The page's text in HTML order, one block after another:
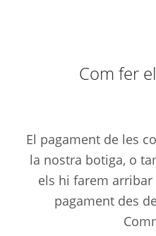
Com fer
El pagament de les
la nostra botiga, o
els hi farem
pagament des